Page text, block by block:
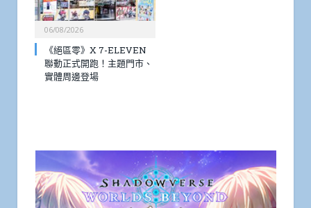
06/08/2026
《絕區零》X 7-ELEVEN
聯動正式開跑！主題門市、
實體周邊登場